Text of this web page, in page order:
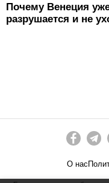
Почему Венеция
разрушается и не
О нас